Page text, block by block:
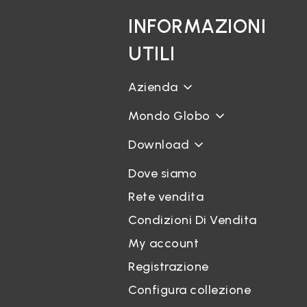
INFORMAZIONI
UTILI
Azienda
Mondo Globo
Download
Dove siamo
Rete vendita
Condizioni Di Vendita
My account
Registrazione
Configura collezione